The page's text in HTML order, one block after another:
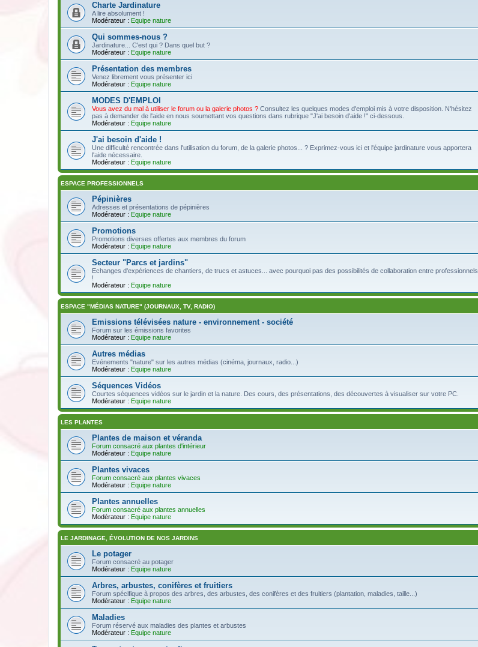
Charte Jardinature
A lire absolument !
Modérateur : Equipe nature
Qui sommes-nous ?
Jardinature... C'est qui ? Dans quel but ?
Modérateur : Equipe nature
Présentation des membres
Venez librement vous présenter ici
Modérateur : Equipe nature
MODES D'EMPLOI
Vous avez du mal à utiliser le forum ou la galerie photos ? Consultez les quelques modes d'emploi mis à votre disposition. N'hésitez
pas à demander de l'aide en nous soumettant vos questions dans rubrique "J'ai besoin d'aide !" ci-dessous.
Modérateur : Equipe nature
J'ai besoin d'aide !
Une difficulté rencontrée dans l'utilisation du forum, de la galerie photos... ? Exprimez-vous ici et l'équipe jardinature vous apportera
l'aide nécessaire.
Modérateur : Equipe nature
ESPACE PROFESSIONNELS
Pépinières
Adresses et présentations de pépinières
Modérateur : Equipe nature
Promotions
Promotions diverses offertes aux membres du forum
Modérateur : Equipe nature
Secteur "Parcs et jardins"
Echanges d'expériences de chantiers, de trucs et astuces... avec pourquoi pas des possibilités de collaboration entre professionnels
!
Modérateur : Equipe nature
ESPACE "MÉDIAS NATURE" (JOURNAUX, TV, RADIO)
Emissions télévisées nature - environnement - société
Forum sur les émissions favorites
Modérateur : Equipe nature
Autres médias
Evénements "nature" sur les autres médias (cinéma, journaux, radio...)
Modérateur : Equipe nature
Séquences Vidéos
Courtes séquences vidéos sur le jardin et la nature. Des cours, des présentations, des découvertes à visualiser sur votre PC.
Modérateur : Equipe nature
LES PLANTES
Plantes de maison et véranda
Forum consacré aux plantes d'intérieur
Modérateur : Equipe nature
Plantes vivaces
Forum consacré aux plantes vivaces
Modérateur : Equipe nature
Plantes annuelles
Forum consacré aux plantes annuelles
Modérateur : Equipe nature
LE JARDINAGE, ÉVOLUTION DE NOS JARDINS
Le potager
Forum consacré au potager
Modérateur : Equipe nature
Arbres, arbustes, conifères et fruitiers
Forum spécifique à propos des arbres, des arbustes, des conifères et des fruitiers (plantation, maladies, taille...)
Modérateur : Equipe nature
Maladies
Forum réservé aux maladies des plantes et arbustes
Modérateur : Equipe nature